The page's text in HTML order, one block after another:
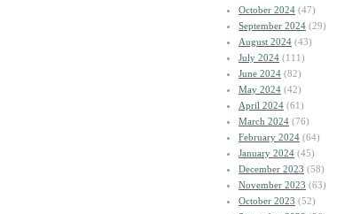
October 2024 (47)
September 2024 (29)
August 2024 (43)
July 2024 (111)
June 2024 (82)
May 2024 (42)
April 2024 (61)
March 2024 (76)
February 2024 (64)
January 2024 (45)
December 2023 (58)
November 2023 (63)
October 2023 (52)